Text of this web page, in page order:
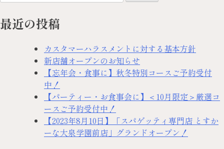
最近の投稿
カスタマーハラスメントに対する基本方針
新店舗オープンのお知らせ
【忘年会・食事に】秋冬特別コースご予約受付
中！
【パーティー・お食事会に】＜10月限定＞厳選コ
ースご予約受付中！
【2023年8月10日】「スパゲッティ専門店 とすか
ーな大泉学園前店」グランドオープン！